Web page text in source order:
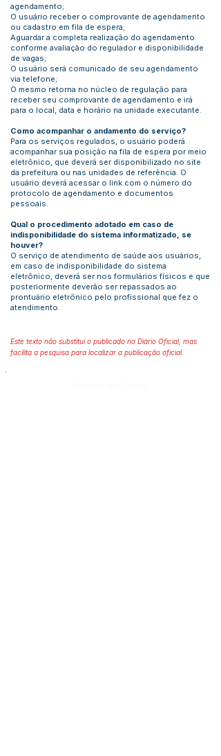
agendamento;
O usuário receber o comprovante de agendamento
ou cadastro em fila de espera;
Aguardar a completa realização do agendamento
conforme avaliação do regulador e disponibilidade
de vagas;
O usuário será comunicado de seu agendamento
via telefone;
O mesmo retorna no núcleo de regulação para
receber seu comprovante de agendamento e irá
para o local, data e horário na unidade executante.
Como acompanhar o andamento do serviço?
Para os serviços regulados, o usuário poderá
acompanhar sua posição na fila de espera por meio
eletrônico, que deverá ser disponibilizado no site
da prefeitura ou nas unidades de referência. O
usuário deverá acessar o link com o número do
protocolo de agendamento e documentos
pessoais.
Qual o procedimento adotado em caso de
indisponibilidade do sistema informatizado, se
houver?
O serviço de atendimento de saúde aos usuários,
em caso de indisponibilidade do sistema
eletrônico, deverá ser nos formulários físicos e que
posteriormente deverão ser repassados ao
prontuário eletrônico pelo profissional que fez o
atendimento.
Este texto não substitui o publicado no Diário Oficial, mas
facilita a pesquisa para localizar a publicação oficial.